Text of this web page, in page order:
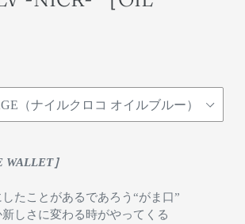
WALLET］
たことがあるであろう“がま口”
しさに変わる時がやってくる